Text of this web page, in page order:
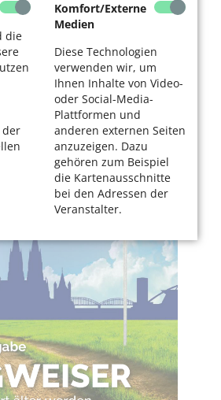
die
der
Komfort/Externe
Medien
Diese Technologien
verwenden wir, um
Ihnen Inhalte von Video-
oder Social-Media-
Plattformen und
anderen externen Seiten
anzuzeigen. Dazu
gehören zum Beispiel
die Kartenausschnitte
bei den Adressen der
Veranstalter.
Ausgabe 2025–2027